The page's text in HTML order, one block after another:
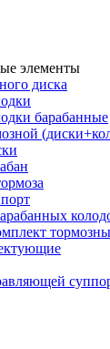
элементы
диска
барабанные